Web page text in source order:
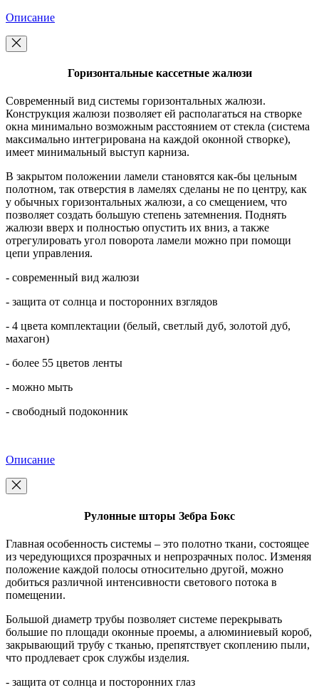
Описание
Горизонтальные кассетные жалюзи
Современный вид системы горизонтальных жалюзи.
Конструкция жалюзи позволяет ей располагаться на створке
окна минимально возможным расстоянием от стекла (система
максимально интегрирована на каждой оконной створке),
имеет минимальный выступ карниза.
В закрытом положении ламели становятся как-бы цельным
полотном, так отверстия в ламелях сделаны не по центру, как
у обычных горизонтальных жалюзи, а со смещением, что
позволяет создать большую степень затемнения. Поднять
жалюзи вверх и полностью опустить их вниз, а также
отрегулировать угол поворота ламели можно при помощи
цепи управления.
- современный вид жалюзи
- защита от солнца и посторонних взглядов
- 4 цвета комплектации (белый, светлый дуб, золотой дуб,
махагон)
- более 55 цветов ленты
- можно мыть
- свободный подоконник
Описание
Рулонные шторы Зебра Бокс
Главная особенность системы – это полотно ткани, состоящее
из чередующихся прозрачных и непрозрачных полос. Изменяя
положение каждой полосы относительно другой, можно
добиться различной интенсивности светового потока в
помещении.
Большой диаметр трубы позволяет системе перекрывать
большие по площади оконные проемы, а алюминиевый короб,
закрывающий трубу с тканью, препятствует скоплению пыли,
что продлевает срок службы изделия.
- защита от солнца и посторонних глаз